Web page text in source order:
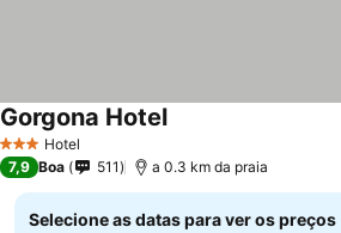
3 EstrelasHotel
Gorgona Hotel
7,9 Boa 511 a 0.3 km da praia
Selecione as datas para ver os preços